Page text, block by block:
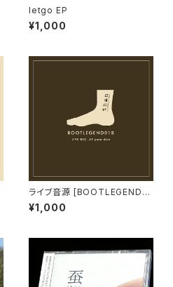
letgo EP
¥1,000
ライブ音源 [BOOTLEGEND01
B]
¥1,000